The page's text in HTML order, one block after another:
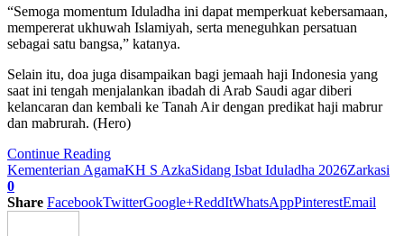
“Semoga momentum Iduladha ini dapat memperkuat kebersamaan,
mempererat ukhuwah Islamiyah, serta meneguhkan persatuan
sebagai satu bangsa,” katanya.
Selain itu, doa juga disampaikan bagi jemaah haji Indonesia yang
saat ini tengah menjalankan ibadah di Arab Saudi agar diberi
kelancaran dan kembali ke Tanah Air dengan predikat haji mabrur
dan mabrurah. (Hero)
Continue Reading
Kementerian AgamaKH S AzkaSidang Isbat Iduladha 2026Zarkasi
0
Share FacebookTwitterGoogle+ReddItWhatsAppPinterestEmail